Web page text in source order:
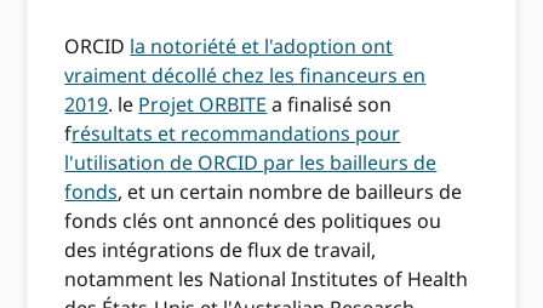
ORCID la notoriété et l'adoption ont
vraiment décollé chez les financeurs en
2019. le Projet ORBITE a finalisé son
frésultats et recommandations pour
l'utilisation de ORCID par les bailleurs de
fonds, et un certain nombre de bailleurs de
fonds clés ont annoncé des politiques ou
des intégrations de flux de travail,
notamment les National Institutes of Health